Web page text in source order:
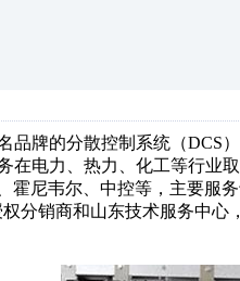
品牌的分散控制系统（DCS
在电力、热力、化工等行
霍尼韦尔、中控等，主要服
分销商和山东技术服务中